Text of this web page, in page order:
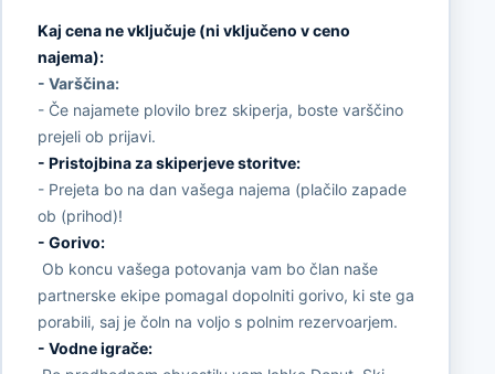
Kaj cena ne vključuje (ni vključeno v ceno
najema):
- Varščina:
- Če najamete plovilo brez skiperja, boste varščino
prejeli ob prijavi.
- Pristojbina za skiperjeve storitve:
- Prejeta bo na dan vašega najema (plačilo zapade
ob (prihod)!
- Gorivo:
Ob koncu vašega potovanja vam bo član naše
partnerske ekipe pomagal dopolniti gorivo, ki ste ga
porabili, saj je čoln na voljo s polnim rezervoarjem.
- Vodne igrače: